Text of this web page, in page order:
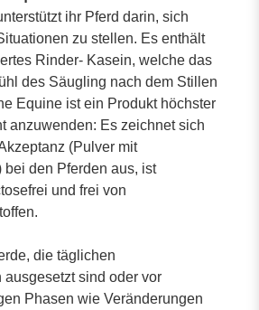
ihr Pferd darin, sich
zu stellen. Es enthält
Rinder- Kasein, welche das
des Säugling nach dem Stillen
Equine ist ein Produkt höchster
anzuwenden: Es zeichnet sich
(Pulver mit
bei den Pferden aus, ist
und frei von
die täglichen
ausgesetzt sind oder vor
Phasen wie Veränderungen